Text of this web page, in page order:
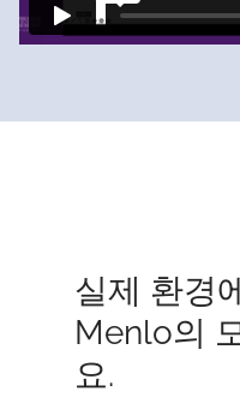
실제 환경
Menlo의
요.